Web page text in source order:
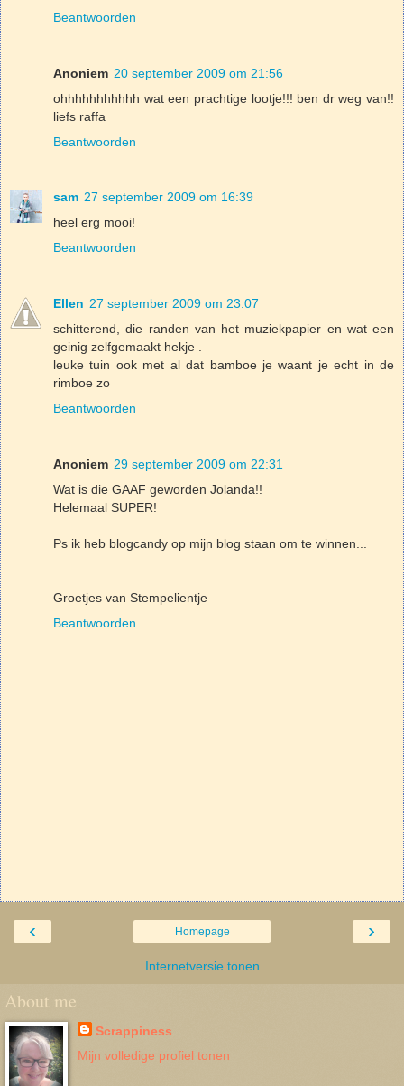
Beantwoorden
Anoniem 20 september 2009 om 21:56
ohhhhhhhhhhh wat een prachtige lootje!!! ben dr weg van!!
liefs raffa
Beantwoorden
sam 27 september 2009 om 16:39
heel erg mooi!
Beantwoorden
Ellen 27 september 2009 om 23:07
schitterend, die randen van het muziekpapier en wat een
geinig zelfgemaakt hekje .
leuke tuin ook met al dat bamboe je waant je echt in de
rimboe zo
Beantwoorden
Anoniem 29 september 2009 om 22:31
Wat is die GAAF geworden Jolanda!!
Helemaal SUPER!
Ps ik heb blogcandy op mijn blog staan om te winnen...
Groetjes van Stempelientje
Beantwoorden
‹ ›
Homepage
Internetversie tonen
About me
Scrappiness
Mijn volledige profiel tonen